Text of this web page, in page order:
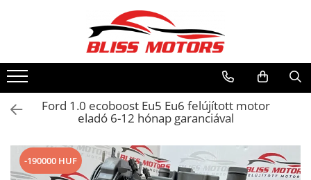
Ford 1.0 ecoboost Eu5 Eu6 felújított motor
eladó 6-12 hónap garanciával
-190000 HUF